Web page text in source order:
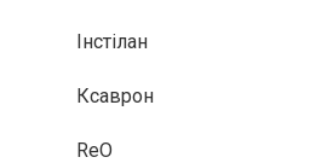
Інстілан
Ксаврон
ReO